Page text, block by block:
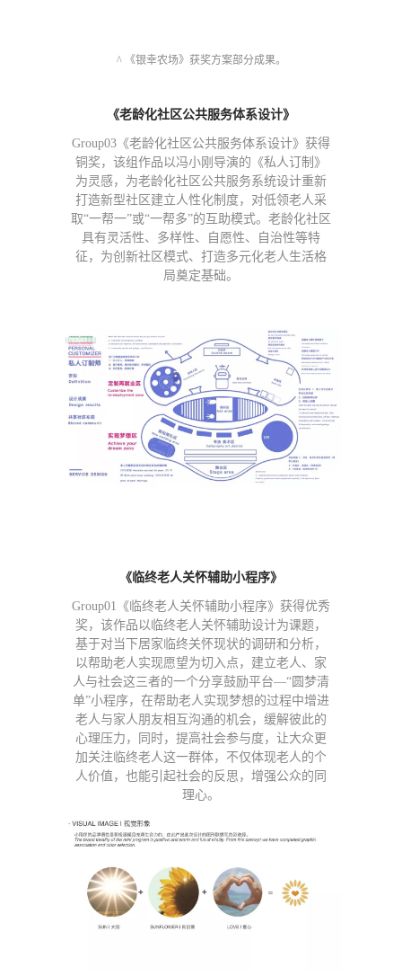
^ 《银幸农场》获奖方案部分成果。
《老龄化社区公共服务体系设计》
Group03 《老龄化社区公共服务体系设计》获得
铜奖，该组作品以冯小刚导演的《私人订制》
为灵感，为老龄化社区公共服务系统设计重新
打造新型社区建立人性化制度，对低领老人采
取“一帮一”或“一帮多”的互助模式。老龄化社区
具有灵活性、多样性、自愿性、自治性等特
征，为创新社区模式、打造多元化老人生活格
局奠定基础。
《临终老人关怀辅助小程序》
Group01《临终老人关怀辅助小程序》获得优秀
奖，该作品以临终老人关怀辅助设计为课题，
基于对当下居家临终关怀现状的调研和分析，
以帮助老人实现愿望为切入点，建立老人、家
人与社会这三者的一个分享鼓励平台—“圆梦清
单”小程序，在帮助老人实现梦想的过程中增进
老人与家人朋友相互沟通的机会，缓解彼此的
心理压力，同时，提高社会参与度，让大众更
加关注临终老人这一群体，不仅体现老人的个
人价值，也能引起社会的反思，增强公众的同
理心。